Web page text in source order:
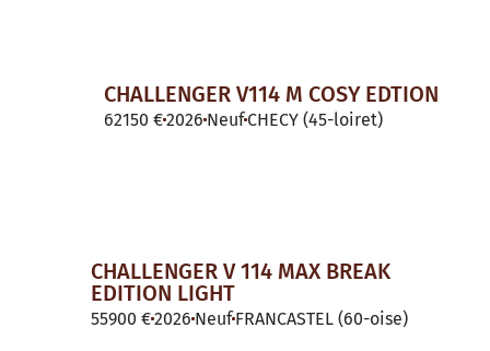
CHALLENGER V114 M COSY EDTION
62150 €2026 Neuf CHECY (45-loiret)
CHALLENGER V 114 MAX BREAK
EDITION LIGHT
55900 €2026 Neuf FRANCASTEL (60-oise)